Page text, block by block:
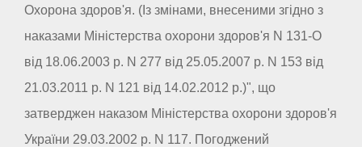
Охорона здоров'я. (Із змінами, внесеними згідно з
наказами Міністерства охорони здоров'я N 131-О
від 18.06.2003 р. N 277 від 25.05.2007 р. N 153 від
21.03.2011 р. N 121 від 14.02.2012 р.)", що
затверджен наказом Міністерства охорони здоров'я
України 29.03.2002 р. N 117. Погоджений